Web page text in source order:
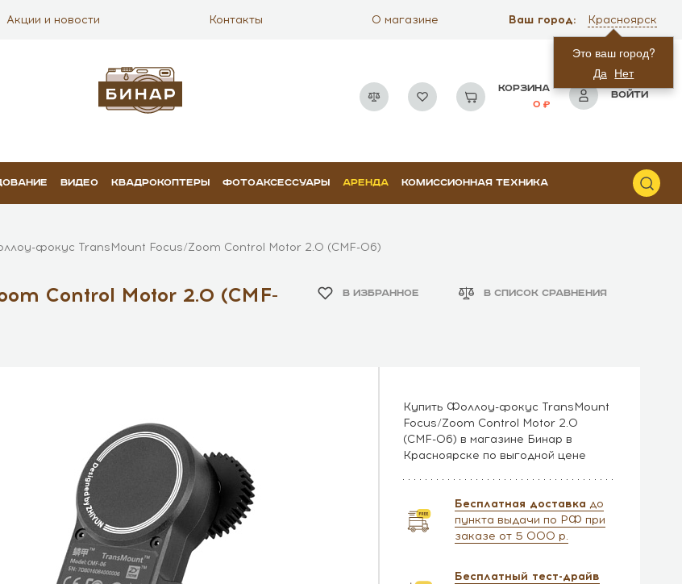
Акции и новости Контакты О магазине Ваш город:
Это ваш город?
Да Нет
Красноярск
КОРЗИНА
0
ВОЙТИ
ВИДЕО КВАДРОКОПТЕРЫ ФОТОАКСЕССУАРЫ АРЕНДА КОМИССИОННАЯ ТЕХНИКА
фокус TransMount Focus/Zoom Control Motor 2.0 (CMF-06)
Control Motor 2.0 (CMF-
В ИЗБРАННОЕ В СПИСОК СРАВНЕНИЯ
Купить Фоллоу-фокус TransMount
Focus/Zoom Control Motor 2.0
(CMF-06) в магазине Бинар в
Красноярске по выгодной цене
Бесплатная доставка до
пункта выдачи по РФ при
заказе от 5 000 р.
Бесплатный тест-драйв